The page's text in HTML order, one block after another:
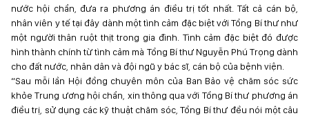
nước hội chẩn, đưa ra phương án điều trị tốt nhất. Tất cả cán bộ,
nhân viên y tế tại đây dành một tình cảm đặc biệt với Tổng Bí thư như
một người thân ruột thịt trong gia đình. Tình cảm đặc biệt đó được
hình thành chính từ tình cảm mà Tổng Bí thư Nguyễn Phú Trọng dành
cho đất nước, nhân dân và đội ngũ y bác sĩ, cán bộ của bệnh viện.
“Sau mỗi lần Hội đồng chuyên môn của Ban Bảo vệ chăm sóc sức
khỏe Trung ương hội chẩn, xin thông qua với Tổng Bí thư phương án
điều trị, sử dụng các kỹ thuật chăm sóc, Tổng Bí thư đều nói một câu